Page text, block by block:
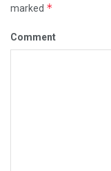
marked *
Comment